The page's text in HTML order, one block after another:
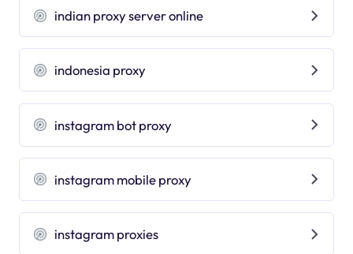
indian proxy server online
indonesia proxy
instagram bot proxy
instagram mobile proxy
instagram proxies